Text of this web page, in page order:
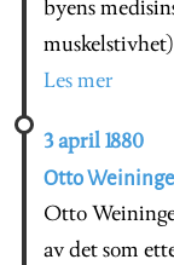
byens
Les mer
3 april 1880
Otto
Otto
av det som